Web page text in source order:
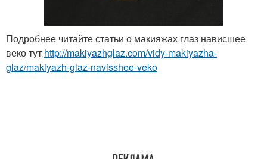
Подробнее читайте статьи о макияжах глаз нависшее
веко тут http://makiyazhglaz.com/vidy-makiyazha-
glaz/makiyazh-glaz-navisshee-veko